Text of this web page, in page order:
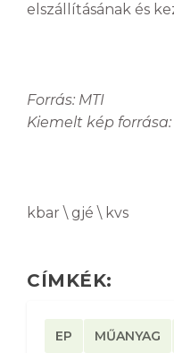
elszállításának és
Forrás: MTI
Kiemelt kép
kbar \ gjé \ kvs
CÍMKÉK:
EP MŰANYAG